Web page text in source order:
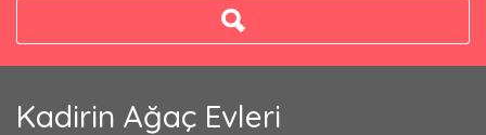
Kadirin Ağaç Evleri